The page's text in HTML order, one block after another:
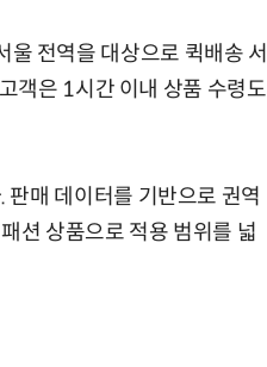
전역을 대상으로 퀵배송 서
객은 1시간 이내 상품 수령도
판매 데이터를 기반으로 권역
션 상품으로 적용 범위를 넓